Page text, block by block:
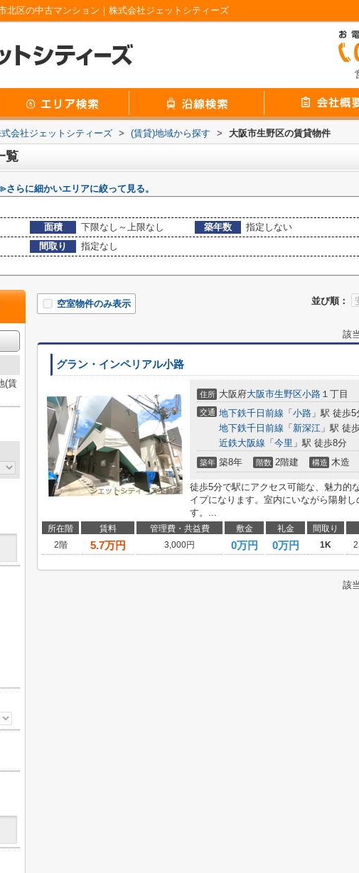
北区の中古マンション｜株式会社ジェットシティーズ
会社ジェットシティーズ > (賃貸)地域から探す > 大阪市生野区の賃貸物件
覧
さらに細かいエリアに絞って見る。
面積 下限なし～上限なし 築年数
指定しない
間取り
指定なし
並び順：
空室物件のみ表示
該
グラン・インペリアル小路
住所 大阪府大阪市生野区小路 １丁目
交通 地下鉄千日前線 「 小路 」駅 徒歩5
地下鉄千日前線 「 新深江 」駅 徒
近鉄大阪線 「 今里 」駅 徒歩8分
築年 築8年 階数 2階建 構造 木造
徒歩5分で駅にアクセス可能な、魅力的
イプになります。室内にいながら陽射
す。...
所在階 賃料 管理費・共益費 敷金 礼金 間取り
2階
5.7万円 3,000円 0万円 0万円 1K
該
(賃